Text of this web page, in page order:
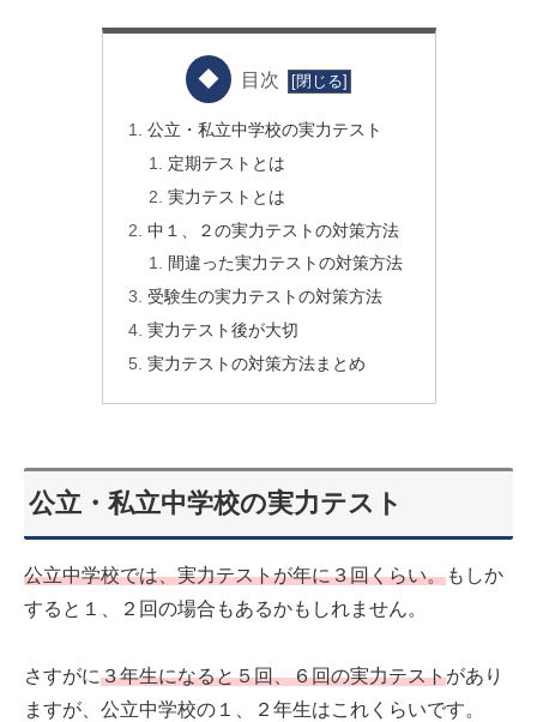
目次
公立・私立中学校の実力テスト
定期テストとは
実力テストとは
中１、２の実力テストの対策方法
間違った実力テストの対策方法
受験生の実力テストの対策方法
実力テスト後が大切
実力テストの対策方法まとめ
公立・私立中学校の実力テスト
公立中学校では、実力テストが年に３回くらい。もしか
すると１、２回の場合もあるかもしれません。
さすがに３年生になると５回、６回の実力テストがあり
ますが、公立中学校の１、２年生はこれくらいです。